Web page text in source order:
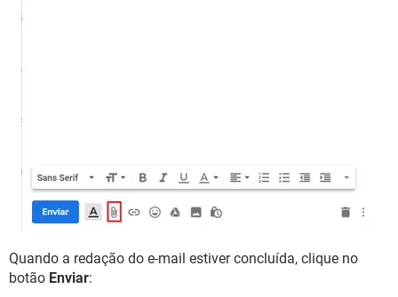
Quando a redação do e-mail estiver concluída, clique no
botão Enviar: